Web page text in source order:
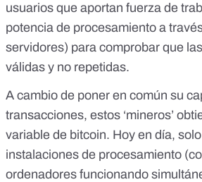
usuarios que aportan fuerza de
potencia de procesamiento a
servidores) para comprobar que
válidas y no repetidas.
A cambio de poner en común su
transacciones, estos ‘mineros’
variable de bitcoin. Hoy en día,
instalaciones de procesamiento
ordenadores funcionando